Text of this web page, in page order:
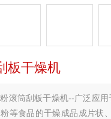
板干燥机
滚筒刮板干燥机--广泛应
等食品的干燥成品成片状